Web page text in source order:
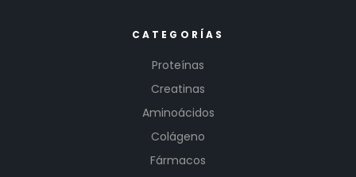
CATEGORÍAS
Proteínas
Creatinas
Aminoácidos
Colágeno
Fármacos